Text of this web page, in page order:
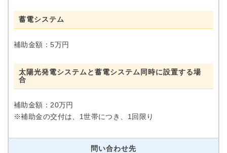
蓄電システム
補助金額：5万円
太陽光発電システムと蓄電システム同時に設置する場
合
補助金額：20万円
※補助金の交付は、1世帯につき、1回限り
問い合わせ先